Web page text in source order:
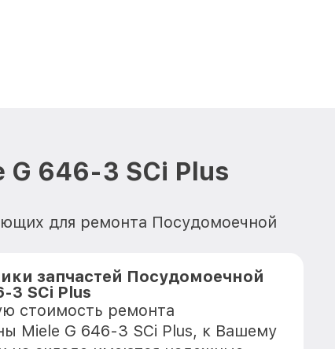
646-3 SCi Plus
для ремонта Посудомоечной
запчастей Посудомоечной
3 SCi Plus
стоимость ремонта
Miele G 646-3 SCi Plus, к Вашему